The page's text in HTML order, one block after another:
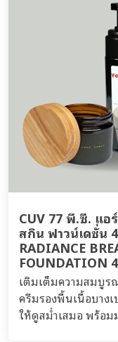
CUV 77 พี.ซี. แอ
สกิน ฟาวน์เดชั่น
RADIANCE
FOUNDATION 4
เติมเต็มความสมบู
ครีมรองพื้นเนื้อบาง
ให้ดูสม่ำเสมอ พร้อ